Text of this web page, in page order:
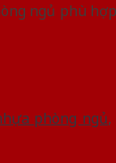
ngủ phù
phòng ngủ,